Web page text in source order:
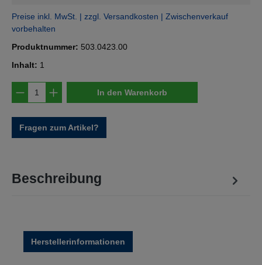
Preise inkl. MwSt. | zzgl. Versandkosten | Zwischenverkauf
vorbehalten
Produktnummer: 503.0423.00
Inhalt: 1
Produkt Anzahl: Gib den gewünschten
In den Warenkorb
Fragen zum Artikel?
Beschreibung
Herstellerinformationen